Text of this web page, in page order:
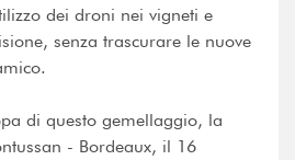
dei droni nei vigneti e
senza trascurare le nuove
di questo gemellaggio, la
- Bordeaux, il 16